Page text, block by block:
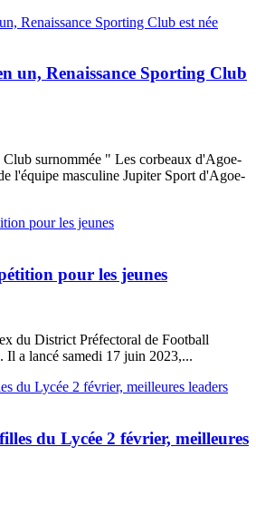
un, Renaissance Sporting Club
Club surnommée " Les corbeaux d'Agoe-
l'équipe masculine Jupiter Sport d'Agoe-
pour les jeunes
du District Préfectoral de Football
a lancé samedi 17 juin 2023,...
du Lycée 2 février, meilleures